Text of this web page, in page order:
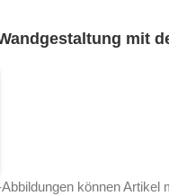
mit
können Artikel